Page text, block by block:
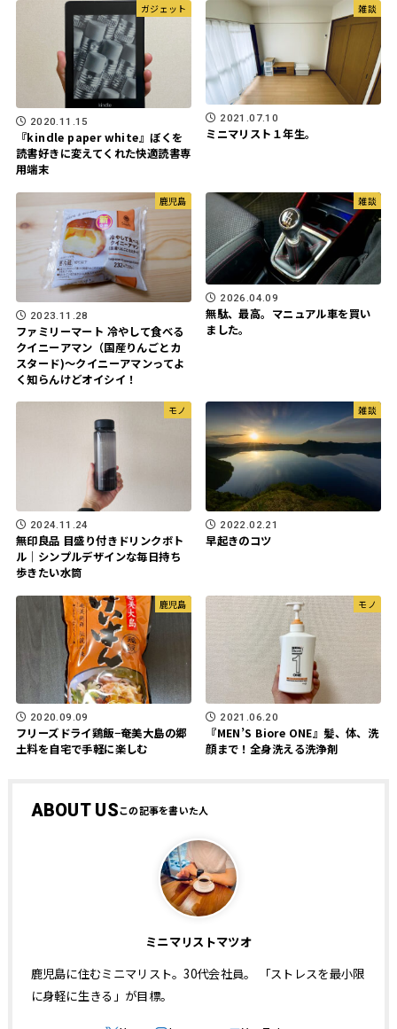
ガジェット
2020.11.15
『kindle paper white』ぼくを
読書好きに変えてくれた快適読書専
用端末
雑談
2021.07.10
ミニマリスト１年生。
鹿児島
2023.11.28
ファミリーマート 冷やして食べる
クイニーアマン（国産りんごとカ
スタード)〜クイニーアマンってよ
く知らんけどオイシイ！
雑談
2026.04.09
無駄、最高。マニュアル車を買い
ました。
モノ
2024.11.24
無印良品 目盛り付きドリンクボト
ル｜シンプルデザインな毎日持ち
歩きたい水筒
雑談
2022.02.21
早起きのコツ
鹿児島
2020.09.09
フリーズドライ鶏飯−奄美大島の郷
土料を自宅で手軽に楽しむ
モノ
2021.06.20
『MEN’S Biore ONE』髪、体、洗
顔まで！全身洗える洗浄剤
ABOUT US
ミニマリストマツオ
鹿児島に住むミニマリスト。30代会社員。 「ストレスを最小限
に身軽に生きる」が目標。